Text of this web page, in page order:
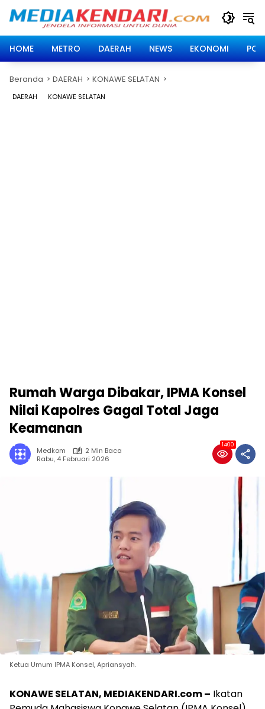
HOME
METRO DAERAH NEWS EKONOMI
Beranda DAERAH KONAWE SELATAN
DAERAH KONAWE SELATAN
Rumah Warga Dibakar, IPMA Konsel
Nilai Kapolres Gagal Total Jaga
Keamanan
Medkom
2 Min Baca
Rabu, 4 Februari 2026
1400
Ketua Umum IPMA Konsel, Apriansyah.
KONAWE SELATAN, MEDIAKENDARI.com – Ikatan